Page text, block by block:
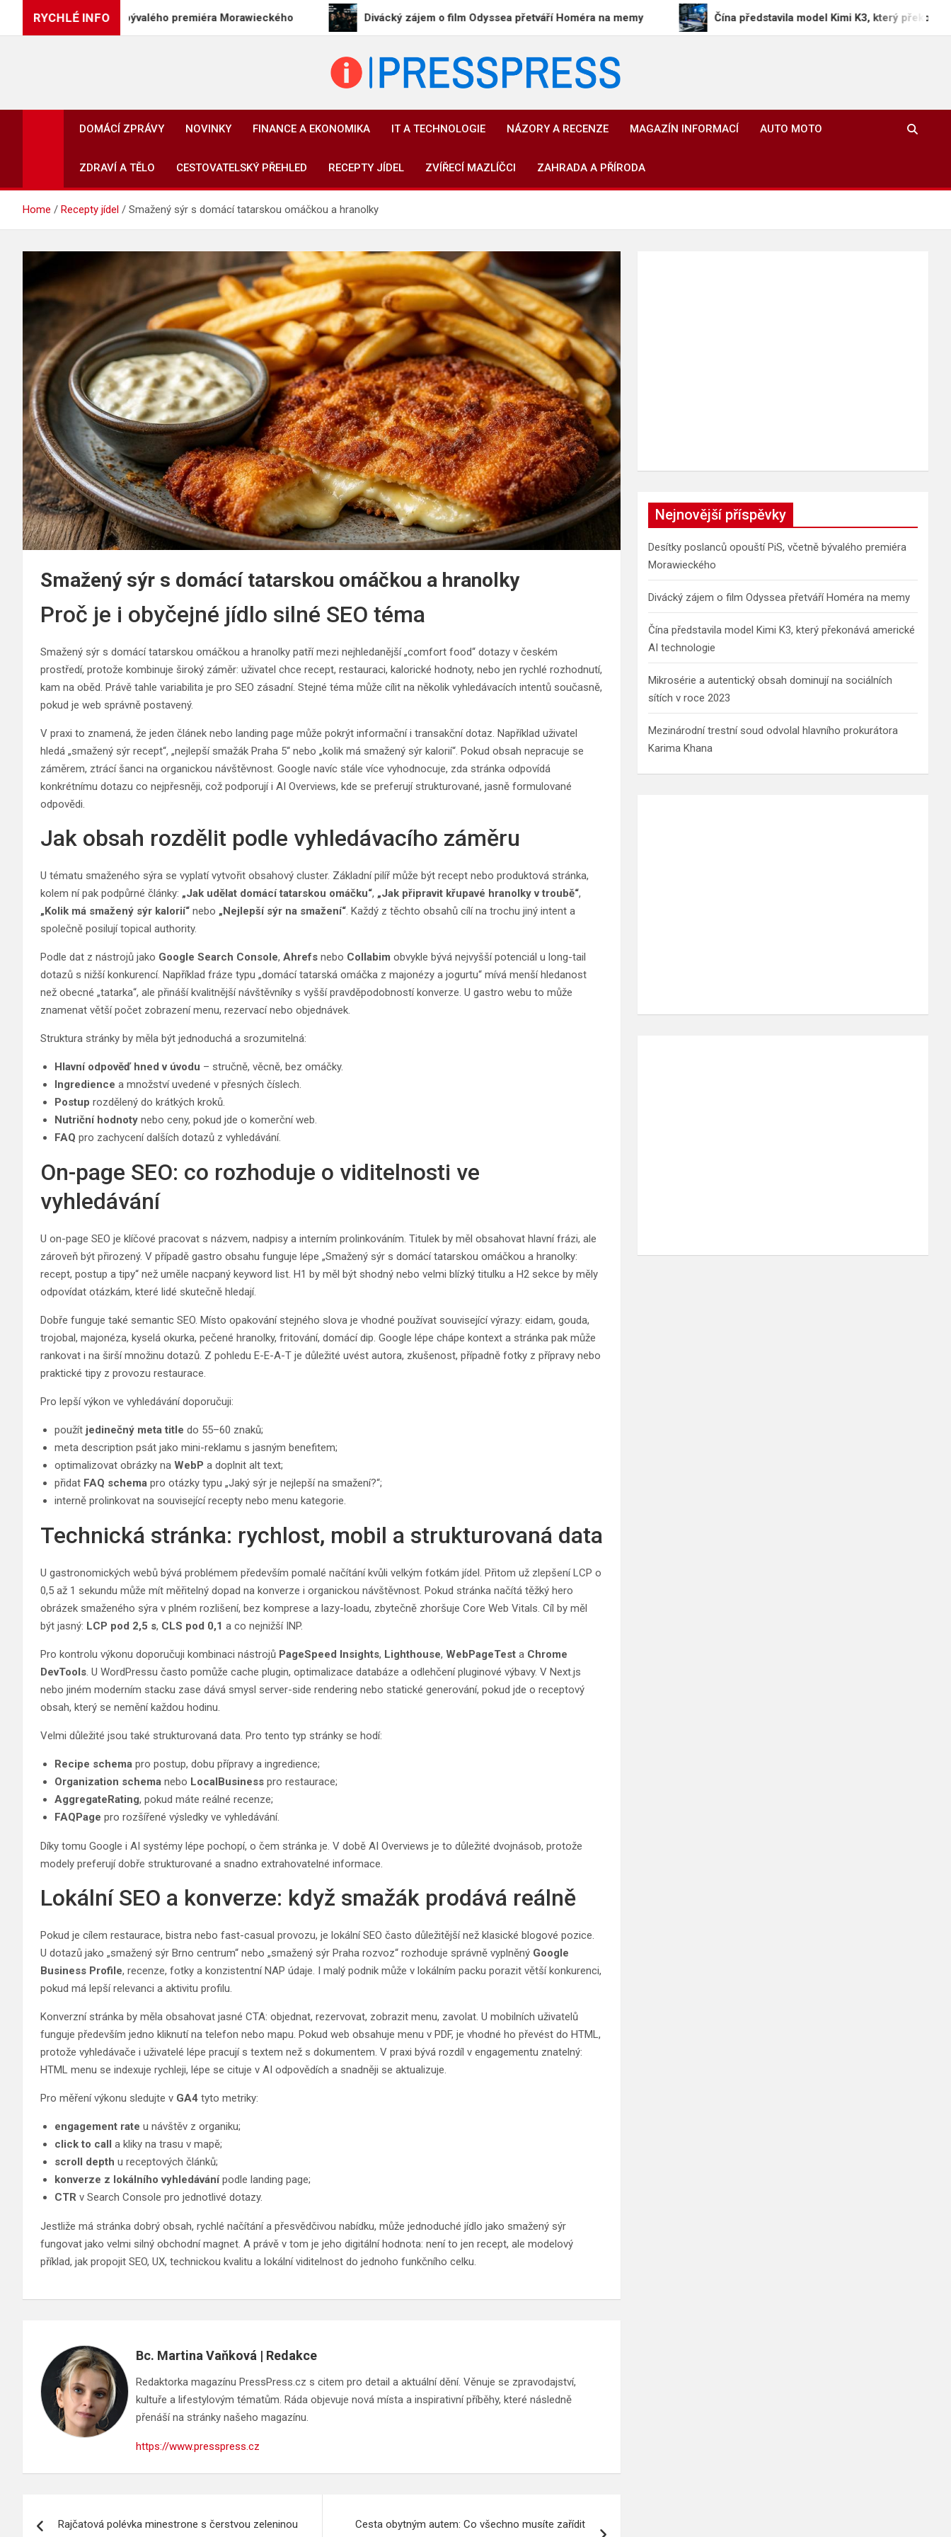
RYCHLÉ INFO
včetně bývalého premiéra Morawieckého Divácký zájem o film Odyssea přetváří Homéra na memy Čína představila model Kimi K3, který překonává americké
PressPress.cz
DOMÁCÍ ZPRÁVY NOVINKY FINANCE A EKONOMIKA IT A TECHNOLOGIE NÁZORY A RECENZE MAGAZÍN INFORMACÍ AUTO MOTO
ZDRAVÍ A TĚLO CESTOVATELSKÝ PŘEHLED RECEPTY JÍDEL ZVÍŘECÍ MAZLÍČCI ZAHRADA A PŘÍRODA
Home Recepty jídel Smažený sýr s domácí tatarskou omáčkou a hranolky
Smažený sýr s domácí tatarskou omáčkou a hranolky
Proč je i obyčejné jídlo silné SEO téma
Smažený sýr s domácí tatarskou omáčkou a hranolky patří mezi nejhledanější „comfort food“ dotazy v českém
prostředí, protože kombinuje široký záměr: uživatel chce recept, restauraci, kalorické hodnoty, nebo jen rychlé rozhodnutí,
kam na oběd. Právě tahle variabilita je pro SEO zásadní. Stejné téma může cílit na několik vyhledávacích intentů současně,
pokud je web správně postavený.
V praxi to znamená, že jeden článek nebo landing page může pokrýt informační i transakční dotaz. Například uživatel
hledá „smažený sýr recept“, „nejlepší smažák Praha 5“ nebo „kolik má smažený sýr kalorií“. Pokud obsah nepracuje se
záměrem, ztrácí šanci na organickou návštěvnost. Google navíc stále více vyhodnocuje, zda stránka odpovídá
konkrétnímu dotazu co nejpřesněji, což podporují i AI Overviews, kde se preferují strukturované, jasně formulované
odpovědi.
Jak obsah rozdělit podle vyhledávacího záměru
U tématu smaženého sýra se vyplatí vytvořit obsahový cluster. Základní pilíř může být recept nebo produktová stránka,
kolem ní pak podpůrné články: „Jak udělat domácí tatarskou omáčku“, „Jak připravit křupavé hranolky v troubě“,
„Kolik má smažený sýr kalorií“ nebo „Nejlepší sýr na smažení“. Každý z těchto obsahů cílí na trochu jiný intent a
společně posilují topical authority.
Podle dat z nástrojů jako Google Search Console, Ahrefs nebo Collabim obvykle bývá nejvyšší potenciál u long-tail
dotazů s nižší konkurencí. Například fráze typu „domácí tatarská omáčka z majonézy a jogurtu“ mívá menší hledanost
než obecné „tatarka“, ale přináší kvalitnější návštěvníky s vyšší pravděpodobností konverze. U gastro webu to může
znamenat větší počet zobrazení menu, rezervací nebo objednávek.
Struktura stránky by měla být jednoduchá a srozumitelná:
Hlavní odpověď hned v úvodu – stručně, věcně, bez omáčky.
Ingredience a množství uvedené v přesných číslech.
Postup rozdělený do krátkých kroků.
Nutriční hodnoty nebo ceny, pokud jde o komerční web.
FAQ pro zachycení dalších dotazů z vyhledávání.
On-page SEO: co rozhoduje o viditelnosti ve
vyhledávání
U on-page SEO je klíčové pracovat s názvem, nadpisy a interním prolinkováním. Titulek by měl obsahovat hlavní frázi, ale
zároveň být přirozený. V případě gastro obsahu funguje lépe „Smažený sýr s domácí tatarskou omáčkou a hranolky:
recept, postup a tipy“ než uměle nacpaný keyword list. H1 by měl být shodný nebo velmi blízký titulku a H2 sekce by měly
odpovídat otázkám, které lidé skutečně hledají.
Dobře funguje také semantic SEO. Místo opakování stejného slova je vhodné používat související výrazy: eidam, gouda,
trojobal, majonéza, kyselá okurka, pečené hranolky, fritování, domácí dip. Google lépe chápe kontext a stránka pak může
rankovat i na širší množinu dotazů. Z pohledu E-E-A-T je důležité uvést autora, zkušenost, případně fotky z přípravy nebo
praktické tipy z provozu restaurace.
Pro lepší výkon ve vyhledávání doporučuji:
použít jedinečný meta title do 55–60 znaků;
meta description psát jako mini-reklamu s jasným benefitem;
optimalizovat obrázky na WebP a doplnit alt text;
přidat FAQ schema pro otázky typu „Jaký sýr je nejlepší na smažení?“;
interně prolinkovat na související recepty nebo menu kategorie.
Technická stránka: rychlost, mobil a strukturovaná data
U gastronomických webů bývá problémem především pomalé načítání kvůli velkým fotkám jídel. Přitom už zlepšení LCP o
0,5 až 1 sekundu může mít měřitelný dopad na konverze i organickou návštěvnost. Pokud stránka načítá těžký hero
obrázek smaženého sýra v plném rozlišení, bez komprese a lazy-loadu, zbytečně zhoršuje Core Web Vitals. Cíl by měl
být jasný: LCP pod 2,5 s, CLS pod 0,1 a co nejnižší INP.
Pro kontrolu výkonu doporučuji kombinaci nástrojů PageSpeed Insights, Lighthouse, WebPageTest a Chrome
DevTools. U WordPressu často pomůže cache plugin, optimalizace databáze a odlehčení pluginové výbavy. V Next.js
nebo jiném moderním stacku zase dává smysl server-side rendering nebo statické generování, pokud jde o receptový
obsah, který se nemění každou hodinu.
Velmi důležité jsou také strukturovaná data. Pro tento typ stránky se hodí:
Recipe schema pro postup, dobu přípravy a ingredience;
Organization schema nebo LocalBusiness pro restaurace;
AggregateRating, pokud máte reálné recenze;
FAQPage pro rozšířené výsledky ve vyhledávání.
Díky tomu Google i AI systémy lépe pochopí, o čem stránka je. V době AI Overviews je to důležité dvojnásob, protože
modely preferují dobře strukturované a snadno extrahovatelné informace.
Lokální SEO a konverze: když smažák prodává reálně
Pokud je cílem restaurace, bistra nebo fast-casual provozu, je lokální SEO často důležitější než klasické blogové pozice.
U dotazů jako „smažený sýr Brno centrum“ nebo „smažený sýr Praha rozvoz“ rozhoduje správně vyplněný Google
Business Profile, recenze, fotky a konzistentní NAP údaje. I malý podnik může v lokálním packu porazit větší konkurenci,
pokud má lepší relevanci a aktivitu profilu.
Konverzní stránka by měla obsahovat jasné CTA: objednat, rezervovat, zobrazit menu, zavolat. U mobilních uživatelů
funguje především jedno kliknutí na telefon nebo mapu. Pokud web obsahuje menu v PDF, je vhodné ho převést do HTML,
protože vyhledávače i uživatelé lépe pracují s textem než s dokumentem. V praxi bývá rozdíl v engagementu znatelný:
HTML menu se indexuje rychleji, lépe se cituje v AI odpovědích a snadněji se aktualizuje.
Pro měření výkonu sledujte v GA4 tyto metriky:
engagement rate u návštěv z organiku;
click to call a kliky na trasu v mapě;
scroll depth u receptových článků;
konverze z lokálního vyhledávánípodle landing page;
CTR v Search Console pro jednotlivé dotazy.
Jestliže má stránka dobrý obsah, rychlé načítání a přesvědčivou nabídku, může jednoduché jídlo jako smažený sýr
fungovat jako velmi silný obchodní magnet. A právě v tom je jeho digitální hodnota: není to jen recept, ale modelový
příklad, jak propojit SEO, UX, technickou kvalitu a lokální viditelnost do jednoho funkčního celku.
Bc. Martina Vaňková | Redakce
Redaktorka magazínu PressPress.cz s citem pro detail a aktuální dění. Věnuje se zpravodajství,
kultuře a lifestylovým tématům. Ráda objevuje nová místa a inspirativní příběhy, které následně
přenáší na stránky našeho magazínu.
https://www.presspress.cz
Rajčatová polévka minestrone s čerstvou zeleninou
Cesta obytným autem: Co všechno musíte zařídit
Nejnovější příspěvky
Desítky poslanců opouští PiS, včetně bývalého premiéra
Morawieckého
Divácký zájem o film Odyssea přetváří Homéra na memy
Čína představila model Kimi K3, který překonává americké
AI technologie
Mikrosérie a autentický obsah dominují na sociálních
sítích v roce 2023
Mezinárodní trestní soud odvolal hlavního prokurátora
Karima Khana